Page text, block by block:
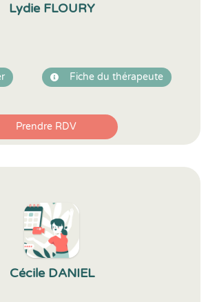
Lydie FLOURY
Fiche du thérapeute
Prendre RDV
Cécile DANIEL